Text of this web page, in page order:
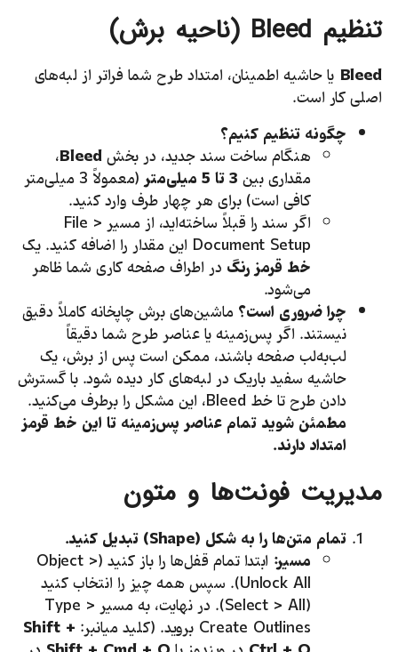
تنظیم Bleed (ناحیه برش)
Bleed یا حاشیه اطمینان، امتداد طرح شما فراتر از لبه‌های
اصلی کار است.
چگونه تنظیم کنیم؟
هنگام ساخت سند جدید، در بخشBleed،
مقداری بین3 تا 5 میلی‌متر (معمولاً 3 میلی‌متر
کافی است) برای هر چهار طرف وارد کنید.
اگر سند را قبلاً ساخته‌اید، از مسیر File >
Document Setup این مقدار را اضافه کنید. یک
خط قرمز رنگ در اطراف صفحه کاری شما ظاهر
می‌شود.
چرا ضروری است؟ ماشین‌های برش چاپخانه کاملاً دقیق
نیستند. اگر پس‌زمینه یا عناصر طرح شما دقیقاً
لب‌به‌لب صفحه باشند، ممکن است پس از برش، یک
حاشیه سفید باریک در لبه‌های کار دیده شود. با گسترش
دادن طرح تا خط Bleed، این مشکل را برطرف می‌کنید.
مطمئن شوید تمام عناصر پس‌زمینه تا این خط قرمز
امتداد دارند.
مدیریت فونت‌ها و متون
تمام متن‌ها را به شکل (Shape) تبدیل کنید.
مسیر: ابتدا تمام قفل‌ها را باز کنید (Object >
Unlock All). سپس همه چیز را انتخاب کنید
(Select > All). در نهایت، به مسیر Type >
Create Outlines بروید. (کلید میانبر: Shift +